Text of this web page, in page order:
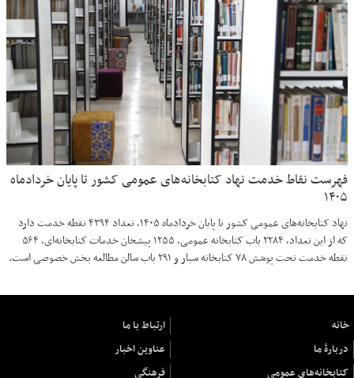
فهرست نقاط خدمت نهاد کتابخانه‌های عمومی کشور تا پایان خردادماه
۱۴۰۵
نهاد کتابخانه‌های عمومی کشور تا پایان خردادماه ۱۴۰۵، تعداد ۴۳۹۴ نقطه خدمت دارد
که از این تعداد، ۲۲۸۴ باب کتابخانه عمومی، ۱۲۵۵ پیشخان خدمات کتابخانه‌ای، ۵۶۴
نقطه خدمت تحت پوشش ۷۸ کتابخانه سیار و ۲۹۱ باب سالن مطالعه بخش خصوصی است.
خانه
ارتباط با ما
دربارهٔ ما
عناوین اخبار
کتابخانه‌های عمومی
فرهنگی